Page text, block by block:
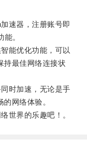
速器，注册账号即
。
能优化功能，可以
持最佳网络连接状
时加速，无论是手
网络体验。
界的乐趣吧！。